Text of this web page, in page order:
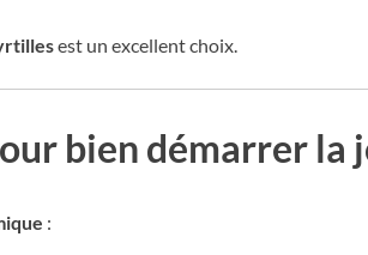
est un excellent choix.
bien démarrer la
: